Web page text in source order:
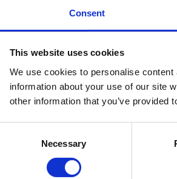
Consent
This website uses cookies
We use cookies to personalise
information about your use of our site
other information that you’ve provided
Necessary
02-57-401
2-5 vardagar
KÖP